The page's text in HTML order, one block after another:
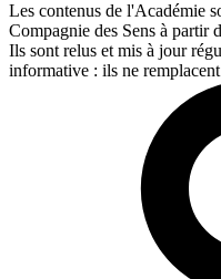
Les contenus de l'Académie
Compagnie des Sens à partir
Ils sont relus et mis à jour
informative : ils ne